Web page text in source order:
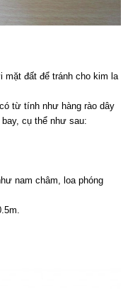
mặt đất để tránh cho kim la
từ tính như hàng rào dây
cụ thể như sau:
nam châm, loa phóng